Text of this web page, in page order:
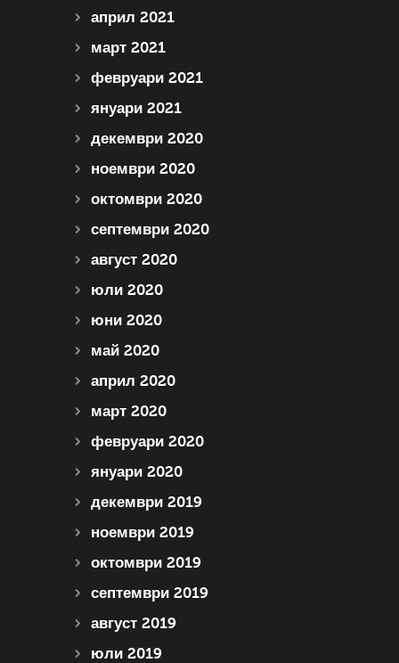
април 2021
март 2021
февруари 2021
януари 2021
декември 2020
ноември 2020
октомври 2020
септември 2020
август 2020
юли 2020
юни 2020
май 2020
април 2020
март 2020
февруари 2020
януари 2020
декември 2019
ноември 2019
октомври 2019
септември 2019
август 2019
юли 2019